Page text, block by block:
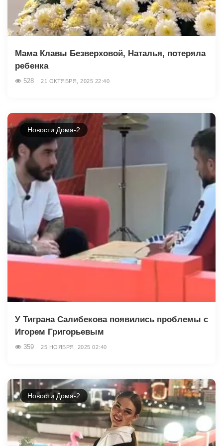
Мама Клавы Безверховой, Наталья, потеряла
ребенка
528 21 ОКТЯБРЯ, 2025 22:40
Новости Дома-2
У Тиграна Салибекова появились проблемы с
Игорем Григорьевым
359 25 НОЯБРЯ, 2025 02:40
Новости Дома-2